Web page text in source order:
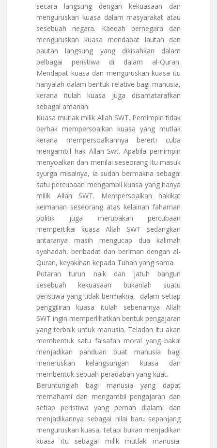
secara langsung dengan kekuasaan dan
menguruskan kuasa dalam masyarakat atau
sesebuah negara. Kaedah bernegara dan
menguruskan kuasa mendapat lautan dan
pautan langsung yang dikisahkan dalam
pelbagai peristiwa di dalam al-Quran.
Mendapat kuasa dan menguruskan kuasa itu
hanyalah dalam bentuk relative bagi manusia,
kerana itulah kuasa juga disamatarafkan
sebagai amanah.
Kuasa mutlak milik Allah SWT. Pemimpin tidak
berhak mempersoalkan kuasa yang mutlak
kerana mempersoalkannya bererti cuba
mengambil hak Allah Swt. Apabila pemimpin
menyoalkan dan menilai seseorang itu masuk
syurga misalnya, ia sudah bermakna sebagai
satu percubaan mengambil kuasa yang hanya
milik Allah SWT. Mempersoalkan hakikat
keimanan seseorang atas kelainan fahaman
politik juga merupakan percubaan
mempertikai kuasa Allah SWT sedangkan
antaranya masih mengucap dua kalimah
syahadah, beribadat dan beriman dengan al-
Quran, keyakinan kepada Tuhan yang sama.
Putaran turun naik dan jatuh bangun
sesebuah kekuasaan bukanlah suatu
peristiwa yang tidak bermakna, dalam setiap
penggiliran kuasa itulah sebenarnya Allah
SWT ingin memperlihatkan bentuk pengajaran
yang terbaik untuk manusia. Teladan itu akan
membentuk satu falsafah moral yang bakal
menjadikan panduan buat manusia bagi
meneruskan kelangsungan kuasa dan
membentuk sebuah peradaban yang kuat.
Beruntunglah bagi manusia yang dapat
memahami dan mengambil pengajaran dari
setiap peristiwa yang pernah dialami dan
menjadikannya sebagai nilai baru sepanjang
menguruskan kuasa, tetapi bukan menjadikan
kuasa itu sebagai milik mutlak manusia.